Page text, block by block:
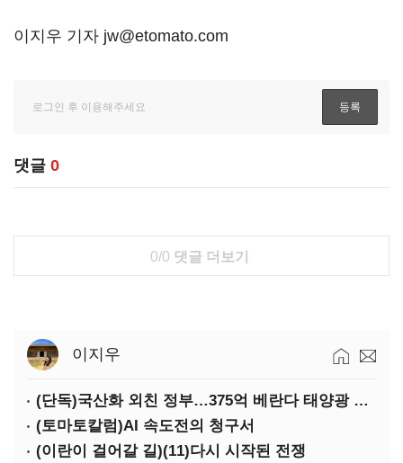
이지우 기자 jw@etomato.com
댓글 0
0/0 댓글 더보기
이지우
(단독)국산화 외친 정부…375억 베란다 태양광 사업엔 중국산만 남았다
(토마토칼럼)AI 속도전의 청구서
(이란이 걸어갈 길)(11)다시 시작된 전쟁